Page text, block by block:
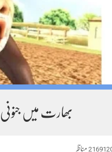
بھارت میں جنونی
مناظر